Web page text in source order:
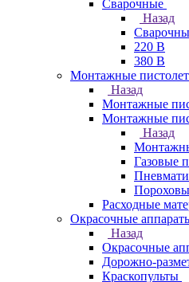
Сварочные
Назад
220 В
380 В
Монтажные
Назад
Монтажные
Монтажные
Назад
Газовые
Расходные
Окрасочные
Назад
Окрасочные
Дорожно-
Краскопульты